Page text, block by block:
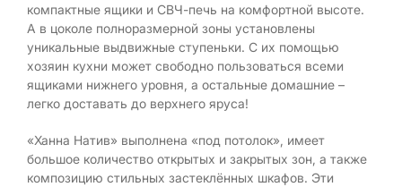
компактные ящики и СВЧ-печь на комфортной высоте.
А в цоколе полноразмерной зоны установлены
уникальные выдвижные ступеньки. С их помощью
хозяин кухни может свободно пользоваться всеми
ящиками нижнего уровня, а остальные домашние –
легко доставать до верхнего яруса!
«Ханна Натив» выполнена «под потолок», имеет
большое количество открытых и закрытых зон, а также
композицию стильных застеклённых шкафов. Эти